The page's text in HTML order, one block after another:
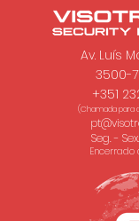
Av. Luís
3500-
+351
(Chamada para
Seg. -
Encerrado